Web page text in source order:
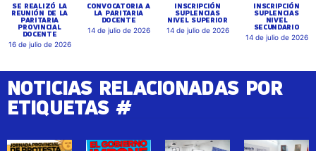
SE REALIZÓ LA
REUNIÓN DE LA
PARITARIA
PROVINCIAL
DOCENTE
16 de julio de 2026
CONVOCATORIA A
LA PARITARIA
DOCENTE
14 de julio de 2026
INSCRIPCIÓN
SUPLENCIAS
NIVEL SUPERIOR
14 de julio de 2026
INSCRIPCIÓN
SUPLENCIAS
NIVEL
SECUNDARIO
14 de julio de 2026
NOTICIAS RELACIONADAS POR
ETIQUETAS #